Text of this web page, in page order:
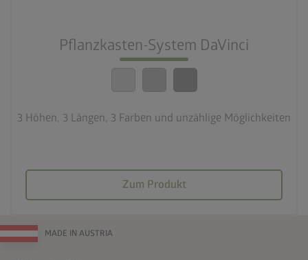
Pflanzkasten-System DaVinci
3 Höhen, 3 Längen, 3 Farben und unzählige Möglichkeiten
Zum Produkt
calendar_month
20 Jahre Garantie
MADE IN AUSTRIA